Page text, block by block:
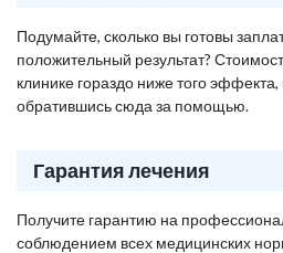
Подумайте, сколько вы готовы
положительный результат?
клинике гораздо ниже того
обратившись сюда за помощью.
Гарантия лечения
Получите гарантию на
соблюдением всех медицинских